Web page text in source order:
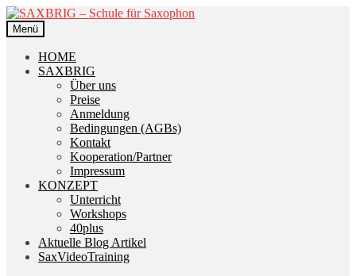
Zur
Navigation
springen
Zum
Inhalt
springen
Menü
HOME
SAXBRIG
Über uns
Preise
Anmeldung
Bedingungen (AGBs)
Kontakt
Kooperation/Partner
Impressum
KONZEPT
Unterricht
Workshops
40plus
Aktuelle Blog Artikel
SaxVideoTraining